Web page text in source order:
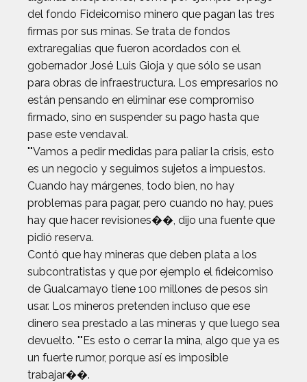
del fondo Fideicomiso minero que pagan las tres
firmas por sus minas. Se trata de fondos
extraregalías que fueron acordados con el
gobernador José Luis Gioja y que sólo se usan
para obras de infraestructura. Los empresarios no
están pensando en eliminar ese compromiso
firmado, sino en suspender su pago hasta que
pase este vendaval.
""Vamos a pedir medidas para paliar la crisis, esto
es un negocio y seguimos sujetos a impuestos.
Cuando hay márgenes, todo bien, no hay
problemas para pagar, pero cuando no hay, pues
hay que hacer revisiones��, dijo una fuente que
pidió reserva.
Contó que hay mineras que deben plata a los
subcontratistas y que por ejemplo el fideicomiso
de Gualcamayo tiene 100 millones de pesos sin
usar. Los mineros pretenden incluso que ese
dinero sea prestado a las mineras y que luego sea
devuelto. ""Es esto o cerrar la mina, algo que ya es
un fuerte rumor, porque así es imposible
trabajar��.